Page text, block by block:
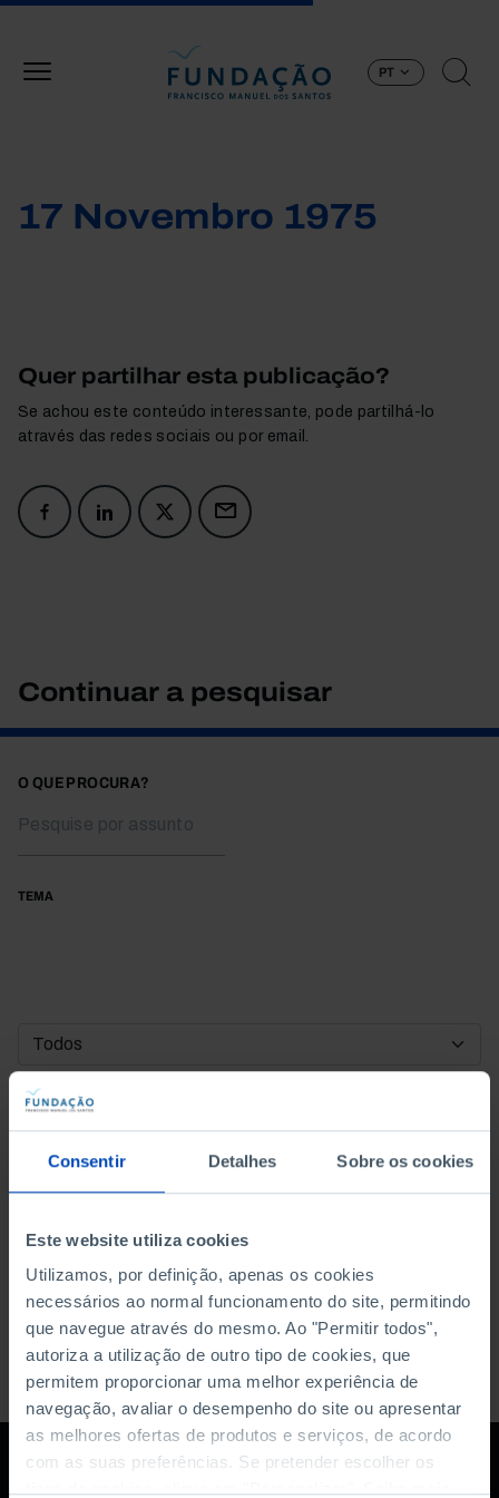
Consentir Detalhes Sobre os cookies
Este website utiliza cookies
Utilizamos, por definição, apenas os cookies
necessários ao normal funcionamento do site, permitindo
que navegue através do mesmo. Ao "Permitir todos",
autoriza a utilização de outro tipo de cookies, que
permitem proporcionar uma melhor experiência de
navegação, avaliar o desempenho do site ou apresentar
as melhores ofertas de produtos e serviços, de acordo
com as suas preferências. Se pretender escolher os
PT
17 Novembro 1975
Quer partilhar esta publicação?
Se achou este conteúdo interessante, pode partilhá-lo
através das redes sociais ou por email.
Continuar a pesquisar
O QUE PROCURA?
TEMA
DATA DE INÍCIO
DATA DE FIM